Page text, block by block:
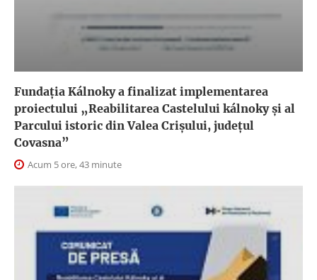
Fundația Kálnoky a finalizat implementarea
proiectului „Reabilitarea Castelului kálnoky și al
Parcului istoric din Valea Crișului, județul
Covasna”
Acum 5 ore, 43 minute